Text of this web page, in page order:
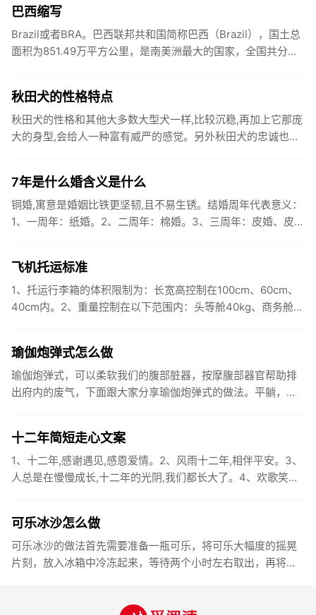
巴西缩写
Brazil或者BRA。巴西联邦共和国简称巴西（Brazil），国土总
面积为851.49万平方公里，是南美洲最大的国家，全国共分为
秋田犬的性格特点
秋田犬的性格和其他大多数大型犬一样,比较沉稳,再加上它那庞
大的身型,会给人一种富有威严的感觉。另外秋田犬的忠诚也是
7年是什么婚含义是什么
铜婚,寓意是婚姻比铁更坚韧,且不易生锈。结婚周年代表意义：
1、一周年：纸婚。2、二周年：棉婚。3、三周年：皮婚、皮革
飞机托运标准
1、托运行李箱的体积限制为：长宽高控制在100cm、60cm、
40cm内。2、重量控制在以下范围内：头等舱40kg、商务舱
瑜伽炮弹式怎么做
瑜伽炮弹式，可以柔软我们的腹部脏器，按摩腹部器官帮助排
出府内的废气，下面跟大家分享瑜伽炮弹式的做法。平躺，将
十二年简短走心文案
1、十二年,感谢遇见,感恩爱情。2、风雨十二年,相伴平安。3、
人总是在慢慢成长,十二年的光阴,我们都长大了。4、欢歌笑语
可乐冰沙怎么做
可乐冰沙的做法首先需要准备一瓶可乐，将可乐大幅度的摇晃
片刻，放入冰箱中冷冻起来，等待两个小时左右取出，再将可